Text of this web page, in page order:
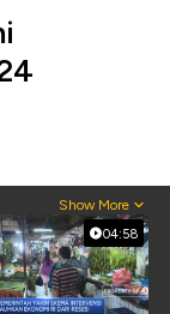
Show More
04:58